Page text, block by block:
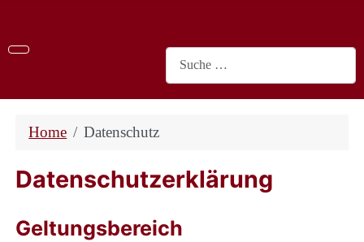
Suchen
Home Datenschutz
Datenschutzerklärung
Geltungsbereich